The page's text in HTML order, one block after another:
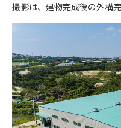
撮影は、建物完成後の外構